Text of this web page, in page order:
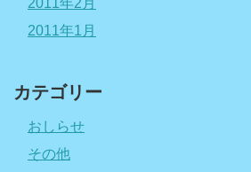
2011年2月
2011年1月
カテゴリー
おしらせ
その他